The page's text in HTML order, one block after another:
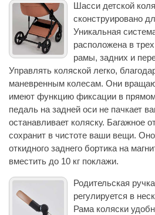
Шасси детской
сконструировано
Уникальная
расположена в
рамы, задних и
Управлять коляской легко,
маневренным колесам. Они
имеют функцию фиксации в
педаль на задней оси не пачкает
останавливает коляску. Багажное
сохранит в чистоте ваши вещи.
откидного заднего бортика на
вместить до 10 кг поклажи.
Родительская
регулируется в
Рама коляски